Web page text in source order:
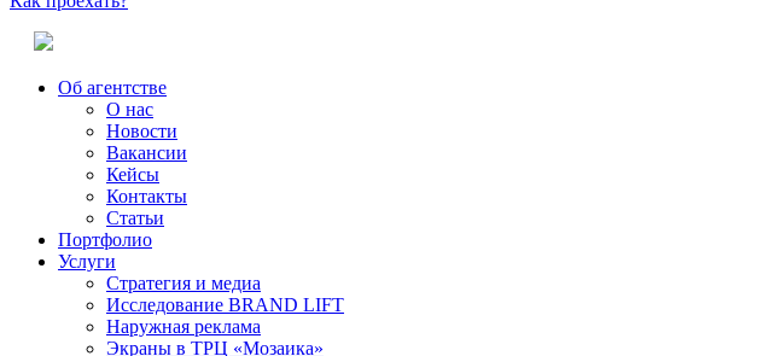
Об агентстве
О нас
Новости
Вакансии
Кейсы
Контакты
Статьи
Портфолио
Услуги
Стратегия и медиа
Исследование BRAND LIFT
Наружная реклама
Экраны в ТРЦ «Мозаика»